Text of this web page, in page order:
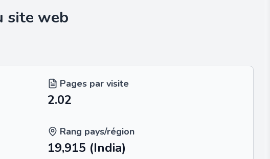
site web
Pages par visite
2.02
Rang pays/région
19,915 (India)